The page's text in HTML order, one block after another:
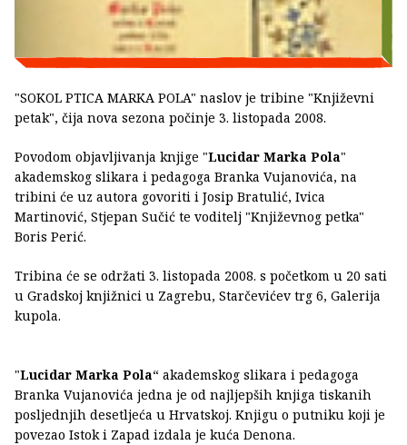
"SOKOL PTICA MARKA POLA" naslov je tribine "Književni
petak", čija nova sezona počinje 3. listopada 2008.
Povodom objavljivanja knjige "Lucidar Marka Pola"
akademskog slikara i pedagoga Branka Vujanovića, na
tribini će uz autora govoriti i Josip Bratulić, Ivica
Martinović, Stjepan Sučić te voditelj "Književnog petka"
Boris Perić.
Tribina će se održati 3. listopada 2008. s početkom u 20 sati
u Gradskoj knjižnici u Zagrebu, Starčevićev trg 6, Galerija
kupola.
"Lucidar Marka Pola“ akademskog slikara i pedagoga
Branka Vujanovića jedna je od najljepših knjiga tiskanih
posljednjih desetljeća u Hrvatskoj. Knjigu o putniku koji je
povezao Istok i Zapad izdala je kuća Denona.